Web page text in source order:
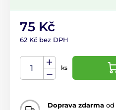
75 Kč
62 Kč bez DPH
ks
Doprava zdarma od